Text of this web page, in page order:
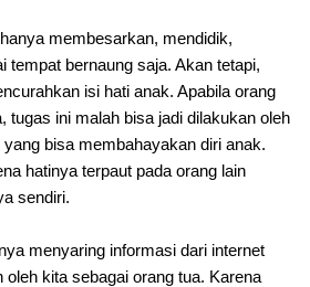
membesarkan, mendidik,
tempat bernaung saja. Akan tetapi,
isi hati anak. Apabila orang
tugas ini malah bisa jadi dilakukan oleh
bisa membahayakan diri anak.
hatinya terpaut pada orang lain
sendiri.
menyaring informasi dari internet
kita sebagai orang tua. Karena